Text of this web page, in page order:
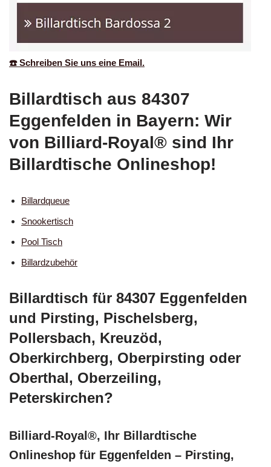
☎️ Schreiben Sie uns eine Email.
Billardtisch aus 84307
Eggenfelden in Bayern: Wir
von Billiard-Royal® sind Ihr
Billardtische Onlineshop!
Billardqueue
Snookertisch
Pool Tisch
Billardzubehör
Billardtisch für 84307 Eggenfelden
und Pirsting, Pischelsberg,
Pollersbach, Kreuzöd,
Oberkirchberg, Oberpirsting oder
Oberthal, Oberzeiling,
Peterskirchen?
Billiard-Royal®, Ihr Billardtische
Onlineshop für Eggenfelden – Pirsting,